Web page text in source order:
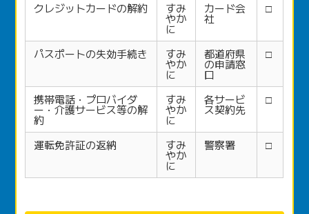
クレジットカードの解約
すみ
やか
に
カード会
社
□
パスポートの失効手続き すみ
やか
に
都道府県
の申請窓
口
□
携帯電話・プロバイダ
ー・介護サービス等の解
約
すみ
やか
に
各サービ
ス契約先
□
運転免許証の返納 すみ
やか
に
警察署 □